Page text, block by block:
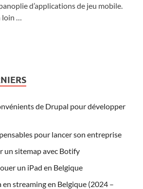
d’applications de jeu mobile.
…
de Drupal pour développer
pour lancer son entreprise
un sitemap avec Botify
un iPad en Belgique
streaming en Belgique (2024 –